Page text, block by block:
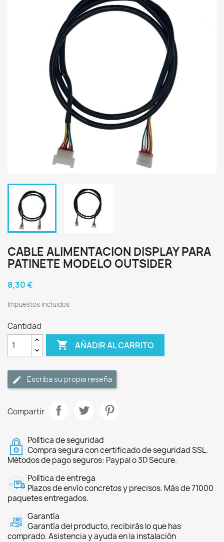
CABLE ALIMENTACION DISPLAY PARA
PATINETE MODELO OUTSIDER
8,30 €
Impuestos incluidos
Cantidad
 AÑADIR AL CARRITO
Escriba su propia reseña
Compartir
Política de seguridad
Compra segura con certificado de seguridad SSL.
Métodos de pago seguros: Paypal o 3D Secure.
Política de entrega
Plazos de envío concretos y precisos. Más de 71000
paquetes entregados.
Garantía
Garantía del producto, recibirás lo que has
comprado. Asistencia y ayuda en la instalación